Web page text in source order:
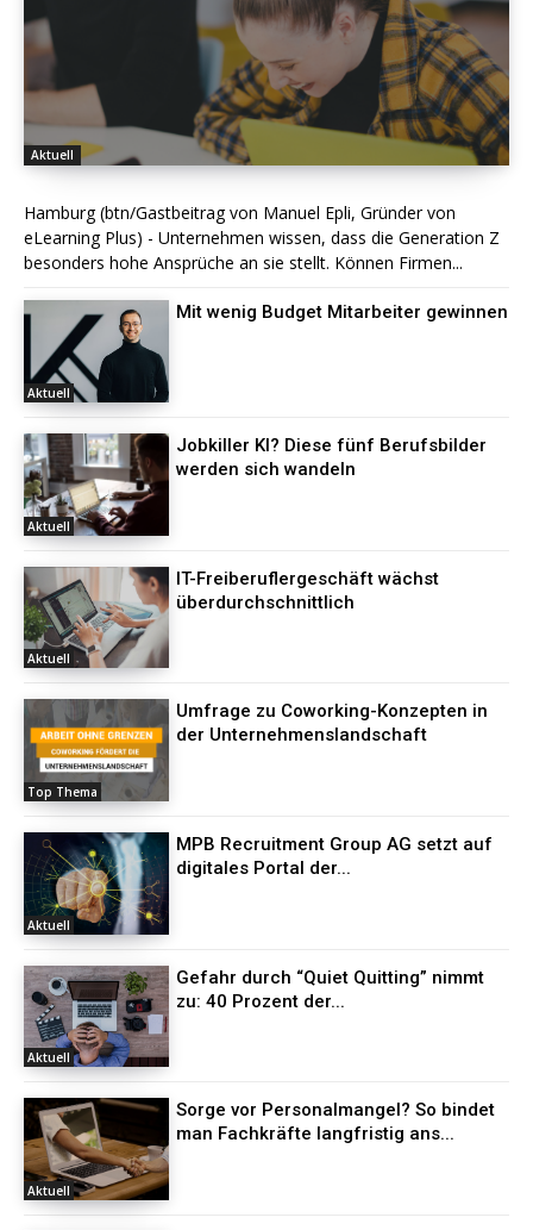
Aktuell
Hamburg (btn/Gastbeitrag von Manuel Epli, Gründer von
eLearning Plus) - Unternehmen wissen, dass die Generation Z
besonders hohe Ansprüche an sie stellt. Können Firmen...
Aktuell
Mit wenig Budget Mitarbeiter gewinnen
Aktuell
Jobkiller KI? Diese fünf Berufsbilder
werden sich wandeln
Aktuell
IT-Freiberuflergeschäft wächst
überdurchschnittlich
Top Thema
Umfrage zu Coworking-Konzepten in
der Unternehmenslandschaft
Aktuell
MPB Recruitment Group AG setzt auf
digitales Portal der...
Aktuell
Gefahr durch “Quiet Quitting” nimmt
zu: 40 Prozent der...
Aktuell
Sorge vor Personalmangel? So bindet
man Fachkräfte langfristig ans...